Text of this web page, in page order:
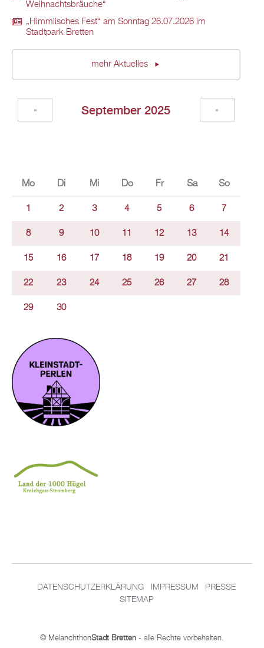
Weihnachtsbräuche“
„Himmlisches Fest“ am Sonntag 26.07.2026 im
Stadtpark Bretten
mehr Aktuelles
September 2025
« »
Mo Di Mi Do Fr Sa So
1 2 3 4 5 6 7
8 9 10 11 12 13 14
15 16 17 18 19 20 21
22 23 24 25 26 27 28
29 30
DATENSCHUTZERKLÄRUNG IMPRESSUM
PRESSE
SITEMAP
© MelanchthonStadt Bretten - alle Rechte vorbehalten.